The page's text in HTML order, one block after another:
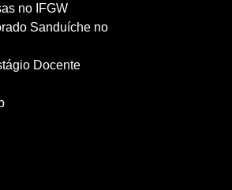
no IFGW
Sanduíche no
Docente